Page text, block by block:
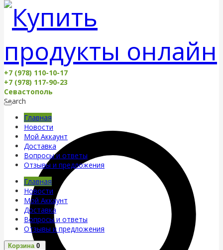
+7 (978) 110-10-17
+7 (978) 117-90-23
Севастополь
Search
Главная
Новости
Мой Аккаунт
Доставка
Вопросы и ответы
Отзывы и предложения
Главная
Новости
Мой Аккаунт
Доставка
Вопросы и ответы
Отзывы и предложения
Корзина 0